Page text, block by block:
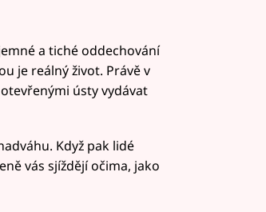
a tiché oddechování
je reálný život. Právě v
ústy vydávat
Když pak lidé
vás sjíždějí očima, jako